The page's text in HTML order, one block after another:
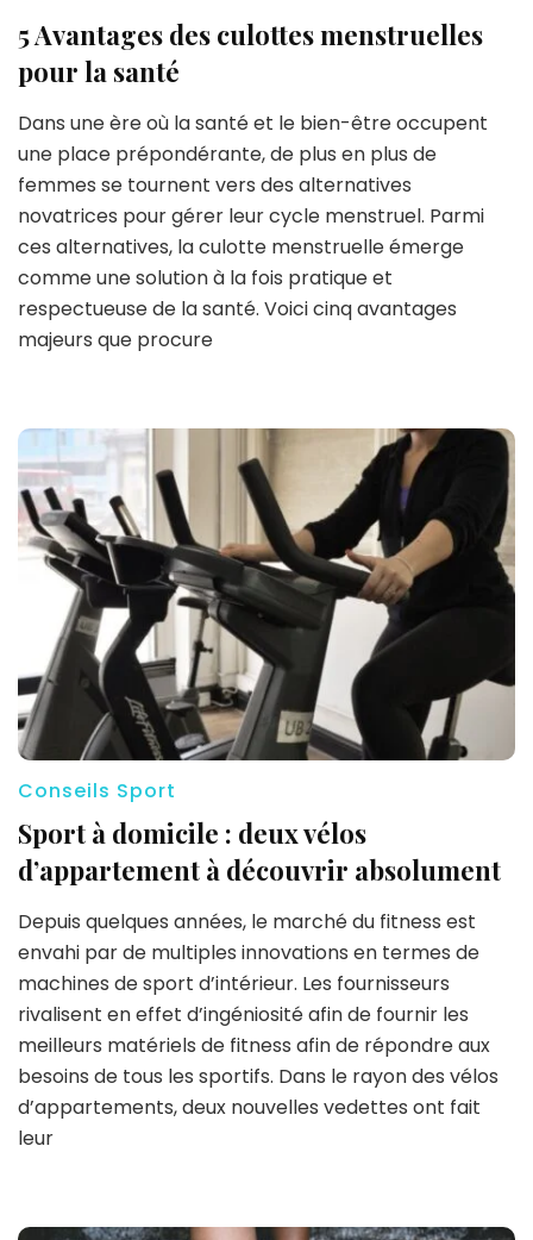
5 Avantages des culottes menstruelles
pour la santé
Dans une ère où la santé et le bien-être occupent
une place prépondérante, de plus en plus de
femmes se tournent vers des alternatives
novatrices pour gérer leur cycle menstruel. Parmi
ces alternatives, la culotte menstruelle émerge
comme une solution à la fois pratique et
respectueuse de la santé. Voici cinq avantages
majeurs que procure
Conseils Sport
Sport à domicile : deux vélos
d’appartement à découvrir absolument
Depuis quelques années, le marché du fitness est
envahi par de multiples innovations en termes de
machines de sport d’intérieur. Les fournisseurs
rivalisent en effet d’ingéniosité afin de fournir les
meilleurs matériels de fitness afin de répondre aux
besoins de tous les sportifs. Dans le rayon des vélos
d’appartements, deux nouvelles vedettes ont fait
leur